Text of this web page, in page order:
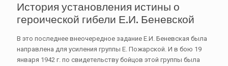
История установления истины о
героической гибели Е.И. Беневской
В это последнее внеочередное задание Е.И. Беневская была
направлена для усиления группы Е. Пожарской. И в бою 19
января 1942 г. по свидетельству бойцов этой группы была